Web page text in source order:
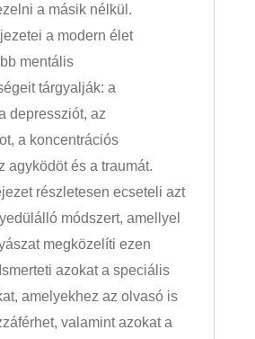
a másik nélkül.
a modern élet
mentális
tárgyalják: a
depressziót, az
a koncentrációs
agyködöt és a traumát.
részletesen ecseteli azt
módszert, amellyel
megközelíti ezen
azokat a speciális
amelyekhez az olvasó is
valamint azokat a